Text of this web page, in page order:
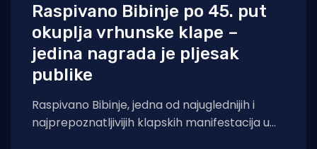
Raspivano Bibinje po 45. put
okuplja vrhunske klape –
jedina nagrada je pljesak
publike
Raspivano Bibinje, jedna od najuglednijih i
najprepoznatljivijih klapskih manifestacija u